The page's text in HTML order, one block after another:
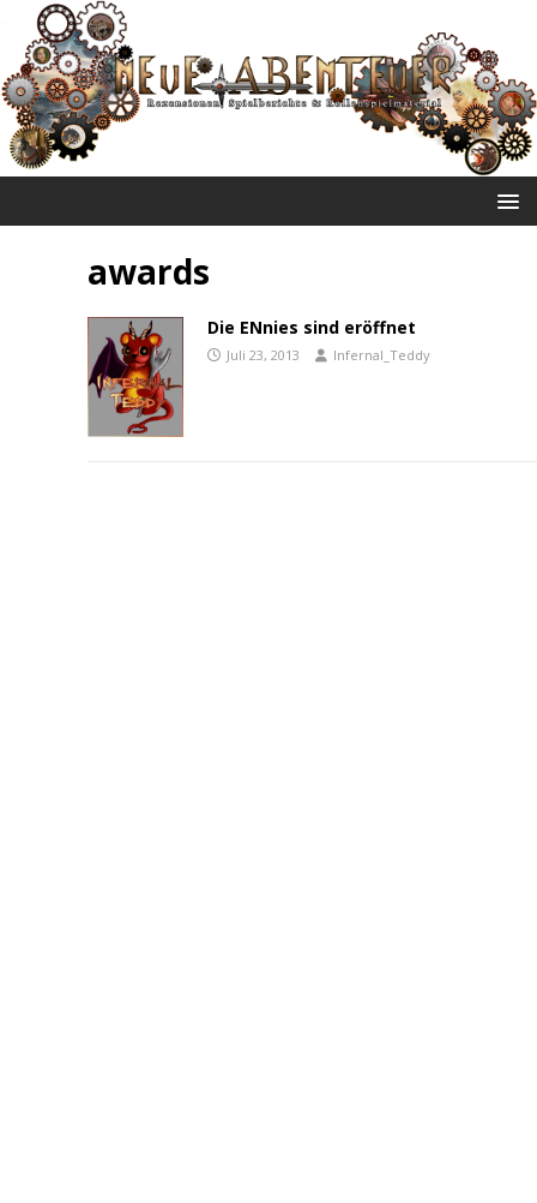
awards
Die ENnies sind eröffnet
Juli 23, 2013 Infernal_Teddy